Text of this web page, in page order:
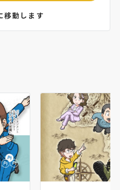
移動します